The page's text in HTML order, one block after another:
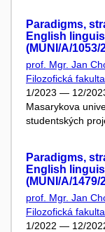
Paradigms,
English
(MUNI/A/1053/
prof. Mgr. Jan
Filozofická fakulta
1/2023 — 12/
Masarykova
studentských
Paradigms,
English
(MUNI/A/1479/
prof. Mgr. Jan
Filozofická fakulta
1/2022 — 12/